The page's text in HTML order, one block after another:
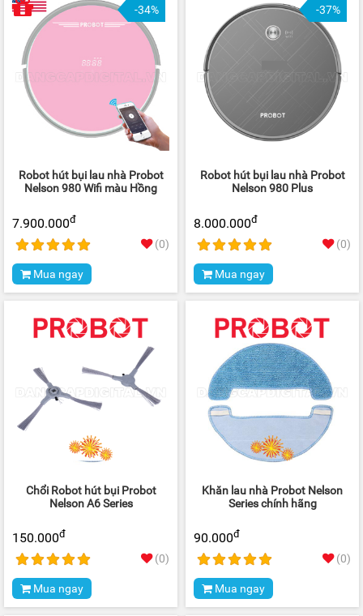
-34%
Robot hút bụi lau nhà Probot
Nelson 980 Wifi màu Hồng
7.900.000đ
(0)
Mua ngay
-37%
Robot hút bụi lau nhà Probot
Nelson 980 Plus
8.000.000đ
(0)
Mua ngay
Chổi Robot hút bụi Probot
Nelson A6 Series
150.000đ
(0)
Mua ngay
Khăn lau nhà Probot Nelson
Series chính hãng
90.000đ
(0)
Mua ngay